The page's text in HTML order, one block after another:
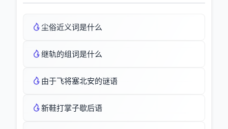
尘俗近义词是什么
继轨的组词是什么
由于飞将塞北安的谜语
新鞋打掌子歇后语